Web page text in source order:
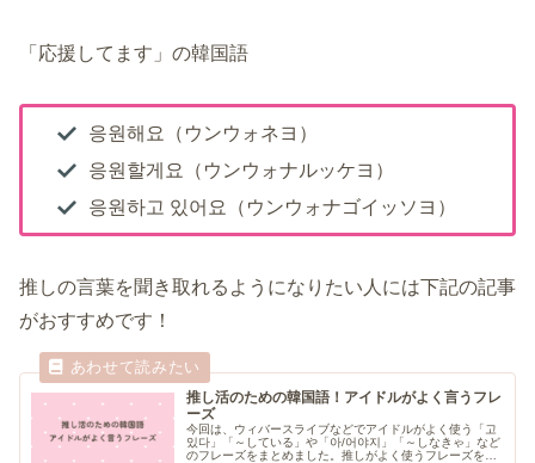
「応援してます」の韓国語
응원해요（ウンウォネヨ）
응원할게요（ウンウォナルッケヨ）
응원하고 있어요（ウンウォナゴイッソヨ）
推しの言葉を聞き取れるようになりたい人には下記の記事
がおすすめです！
推し活のための韓国語！アイドルがよく言うフレ
ーズ
今回は、ウィバースライブなどでアイドルがよく使う「고
있다」「～している」や「아/어야지」「～しなきゃ」など
のフレーズをまとめました。推しがよく使うフレーズを理